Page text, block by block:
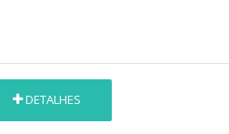
DETALHES